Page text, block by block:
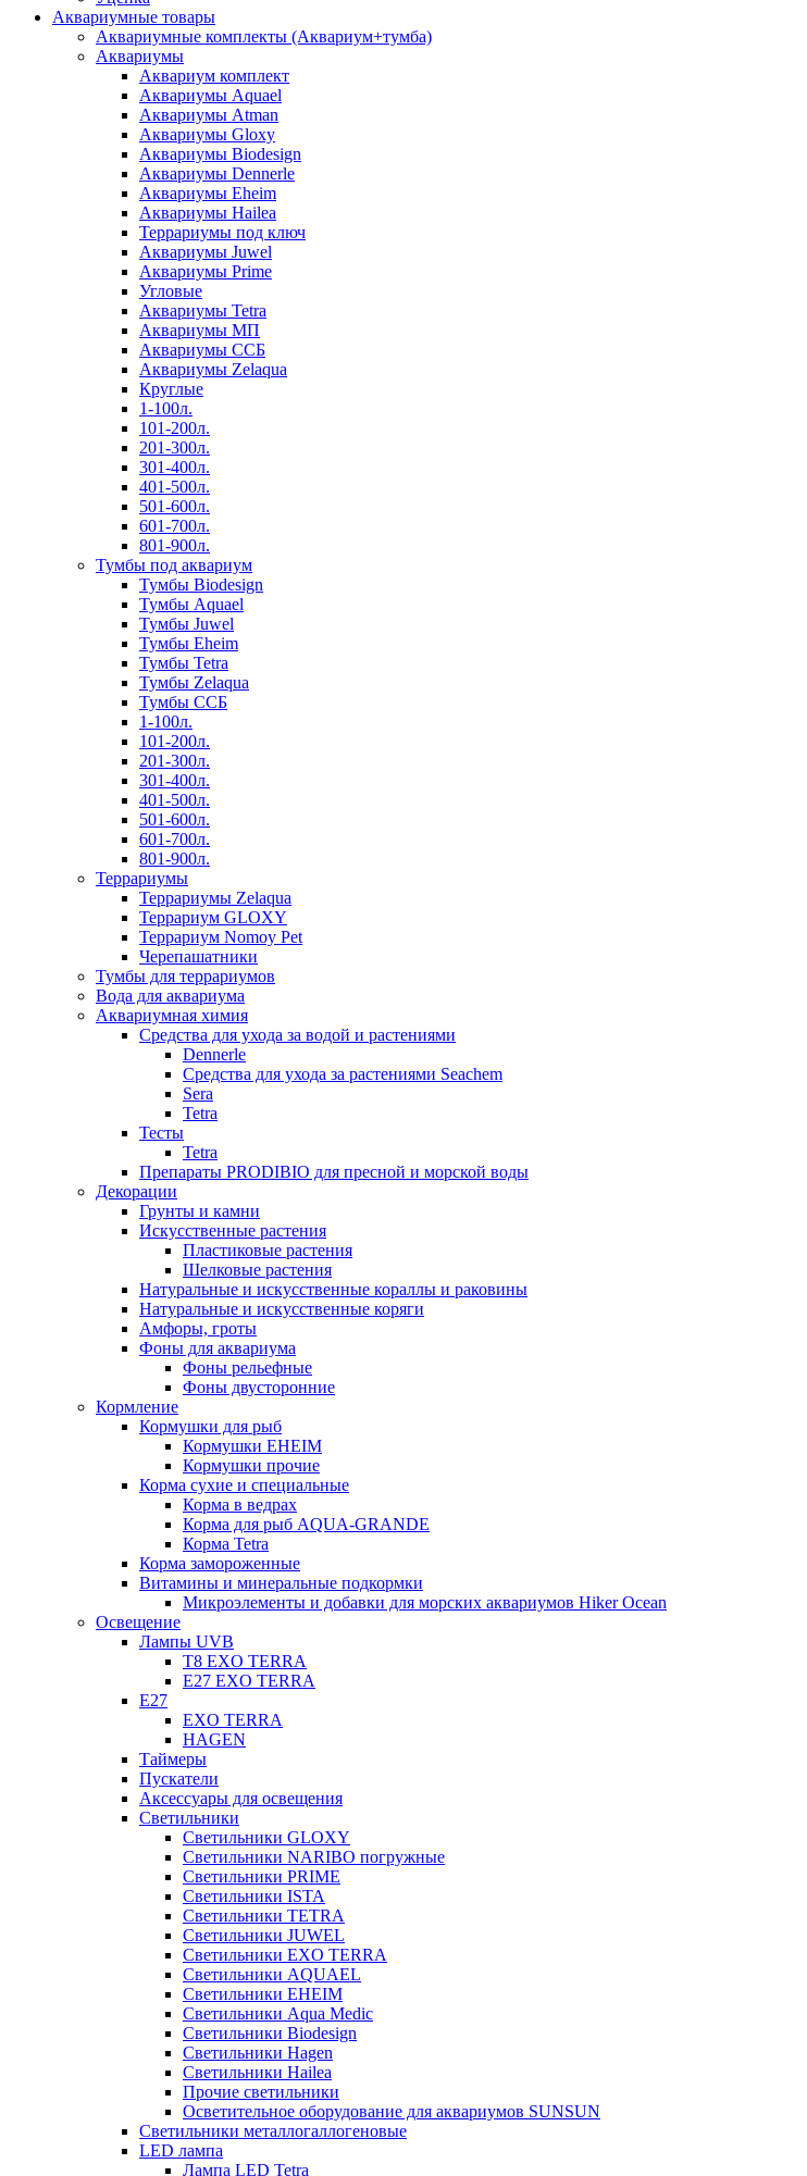
Аквариумные товары
Аквариумные комплекты (Аквариум+тумба)
Аквариумы
Аквариум комплект
Аквариумы Aquael
Аквариумы Atman
Аквариумы Gloxy
Аквариумы Biodesign
Аквариумы Dennerle
Аквариумы Eheim
Аквариумы Hailea
Террариумы под ключ
Аквариумы Juwel
Аквариумы Prime
Угловые
Аквариумы Tetra
Аквариумы МП
Аквариумы ССБ
Аквариумы Zelaqua
Круглые
1-100л.
101-200л.
201-300л.
301-400л.
401-500л.
501-600л.
601-700л.
801-900л.
Тумбы под аквариум
Тумбы Biodesign
Тумбы Aquael
Тумбы Juwel
Тумбы Eheim
Тумбы Tetra
Тумбы Zelaqua
Тумбы ССБ
1-100л.
101-200л.
201-300л.
301-400л.
401-500л.
501-600л.
601-700л.
801-900л.
Террариумы
Террариумы Zelaqua
Террариум GLOXY
Террариум Nomoy Pet
Черепашатники
Тумбы для террариумов
Вода для аквариума
Аквариумная химия
Средства для ухода за водой и растениями
Dennerle
Средства для ухода за растениями Seachem
Sera
Tetra
Тесты
Tetra
Препараты PRODIBIO для пресной и морской воды
Декорации
Грунты и камни
Искусственные растения
Пластиковые растения
Шелковые растения
Натуральные и искусственные кораллы и раковины
Натуральные и искусственные коряги
Амфоры, гроты
Фоны для аквариума
Фоны рельефные
Фоны двусторонние
Кормление
Кормушки для рыб
Кормушки EHEIM
Кормушки прочие
Корма сухие и специальные
Корма в ведрах
Корма для рыб AQUA-GRANDE
Корма Tetra
Корма замороженные
Витамины и минеральные подкормки
Микроэлементы и добавки для морских аквариумов Hiker Ocean
Освещение
Лампы UVB
Т8 EXO TERRA
Е27 EXO TERRA
Е27
EXO TERRA
HAGEN
Таймеры
Пускатели
Аксессуары для освещения
Светильники
Светильники GLOXY
Светильники NARIBO погружные
Светильники PRIME
Светильники ISTA
Светильники TETRA
Светильники JUWEL
Светильники EXO TERRA
Светильники AQUAEL
Светильники EHEIM
Светильники Aqua Medic
Светильники Biodesign
Светильники Hagen
Светильники Hailea
Прочие светильники
Осветительное оборудование для аквариумов SUNSUN
Светильники металлогаллогеновые
LED лампа
Лампа LED Tetra